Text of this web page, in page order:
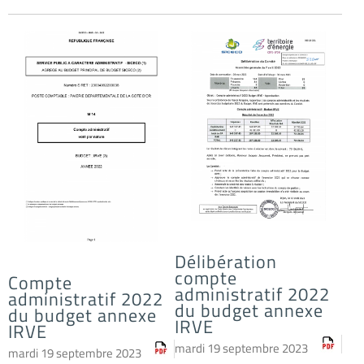
Compte
administratif 2022
du budget annexe
IRVE
mardi 19 septembre 2023
Délibération
compte
administratif 2022
du budget annexe
IRVE
mardi 19 septembre 2023